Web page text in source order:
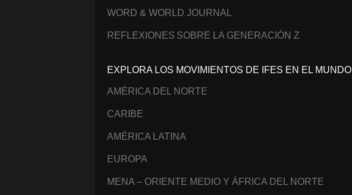
WORD & WORLD JOURNAL
REFLEXIONES SOBRE LA GENERACIÓN Z
EXPLORA LOS MOVIMIENTOS DE IFES EN EL MUNDO
AMÉRICA DEL NORTE
CARIBE
AMÉRICA LATINA
EUROPA
MENA – ORIENTE MEDIO Y ÁFRICA DEL NORTE